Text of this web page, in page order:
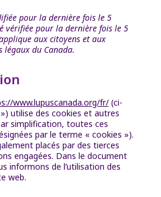
pour la dernière fois le 5
vérifiée pour la dernière fois le 5
aux citoyens et aux
légaux du Canada.
www.lupuscanada.org/fr/(ci-
utilise des cookies et autres
simplification, toutes ces
par le terme « cookies »).
placés par des tierces
engagées. Dans le document
informons de l’utilisation des
web.